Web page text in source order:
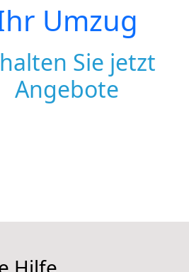
Umzug
Sie jetzt
Angebote